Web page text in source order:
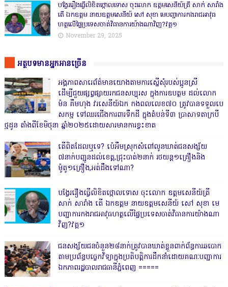
បង្វែររឿងធ្វើលិខិតថ្កោលទោស ចុះលោក ឧត្តមសេនីយ៍ត្រី សាក់ សារាំង
តើ ឯកឧត្តម នាយឧត្តមសេនីយ៍ សៅ សុខា មេបញ្ជាការកងរាជអាវុធ
ហត្ថលើផ្ទៃប្រទេសចាត់វិធានការយ៉ាងណាវិញ?វគ្គ១
November 29, 2025
អត្ថបទមានអ្នកអានច្រើន
អង្គភាពសារេព័ត៌មានយោងតាមការស្នើសុំរបស់ប្អូនស្រី
ដើម្បីជួយផ្សព្វផ្សាយរកជនសប្បុរស ក្នុងការឧបត្ថម ដល់លោក
ម៉ន គឹមហុង វរសេនីយ៍ឯក កងពលលេខ៧០ ត្រូវបានទទួលបេ
សកម្ម ទៅឈរជើងការពារទឹកដី ក្នុងតំបន់ទី៣ ប្រាសាទតាក្របី
ថ្មដូន តាំងពីខែមិថុនា ឆ្នាំ២០២៥ដោយសារមានការខ្វះខាត
តើពិតដែលឬទេ? ប៉េអឹមស្រុកសំពៅលូនឃាត់ជនសង្ស័យ
៧នាក់បញ្ជូនដល់ខេត្ត,ជ្រុះបាត់២នាក់ រថយន្ត១គ្រឿងនិង
ម៉ូតូ១គ្រឿង,អត់ដឹងទៅណា?
បង្វែររឿងធ្វើលិខិតថ្កោលទោស ចុះលោក ឧត្តមសេនីយ៍ត្រី
សាក់ សារាំង តើ ឯកឧត្តម នាយឧត្តមសេនីយ៍ សៅ សុខា មេ
បញ្ជាការកងរាជអាវុធហត្ថលើផ្ទៃប្រទេសចាត់វិធានការយ៉ាងណា
វិញ?វគ្គ១
ជនសង្ស័យជនចំនួន២៨នាក់ត្រូវបានឃាត់ខ្លួនពាក់ព័ន្ធការឆបោក
តាមប្រព័ន្ធបច្ចេកវិទ្យាក្នុងប្រតិបត្តិការដឹកនាំដោយគណៈបញ្ជាការ
ឯកភាពរដ្ឋបាលរាជធានីភ្នំពេញ ‎=====